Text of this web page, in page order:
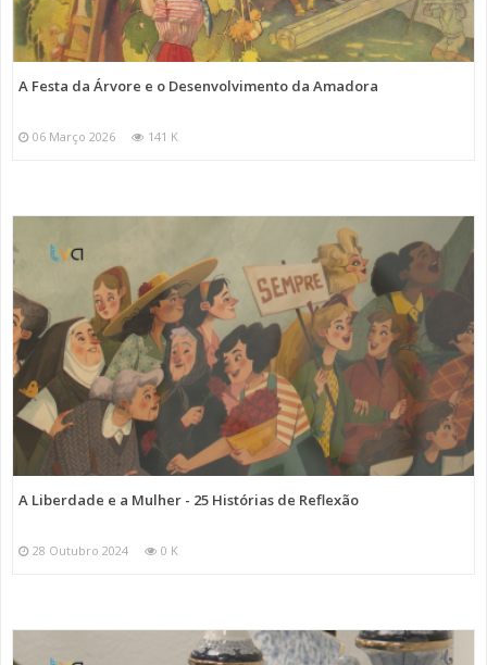
A Festa da Árvore e o Desenvolvimento da Amadora
06 Março 2026 141 K
A Liberdade e a Mulher - 25 Histórias de Reflexão
28 Outubro 2024 0 K